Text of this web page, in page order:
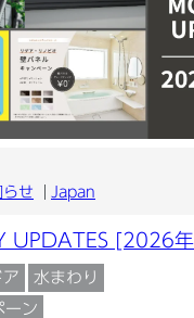
らせ Japan
UPDATES [2026
ア
水まわり
ーン